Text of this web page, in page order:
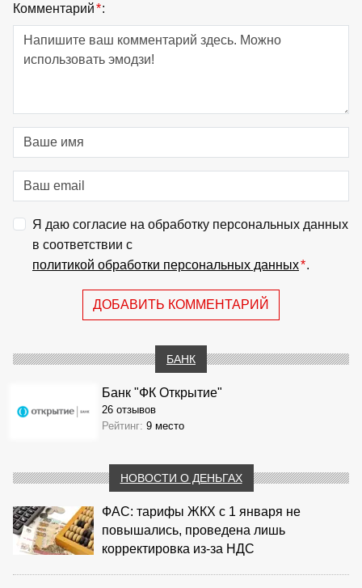
Комментарий*:
Я даю согласие на обработку персональных данных
в соответствии с
политикой обработки персональных данных*.
ДОБАВИТЬ КОММЕНТАРИЙ
БАНК
Банк "ФК Открытие"
26 отзывов
Рейтинг: 9 место
НОВОСТИ О ДЕНЬГАХ
ФАС: тарифы ЖКХ с 1 января не
повышались, проведена лишь
корректировка из‑за НДС